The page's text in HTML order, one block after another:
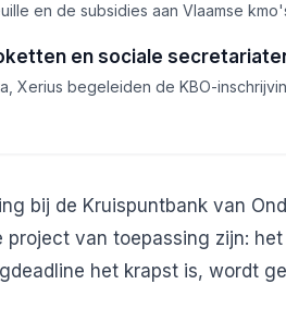
en de subsidies aan Vlaamse
en sociale
Xerius begeleiden de KBO-
bij de Kruispuntbank van
van toepassing zijn:
het krapst is, wordt